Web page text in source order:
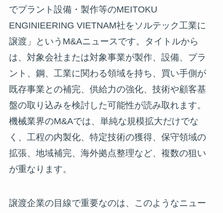
でプラント設備・製作等のMEITOKU
ENGINIEERING VIETNAM社をソルテック工業に
譲渡」というM&Aニュースです。タイトルから
は、対象会社または対象事業が製作、設備、プラ
ント、鋼、工業に関わる領域を持ち、買い手側が
既存事業との補完、供給力の強化、技術や顧客基
盤の取り込みを検討した可能性が読み取れます。
機械業界のM&Aでは、単純な規模拡大だけでな
く、工程の内製化、特定技術の獲得、保守領域の
拡張、地域補完、海外拠点整理など、複数の狙い
が重なります。
譲渡企業の目線で重要なのは、このようなニュー